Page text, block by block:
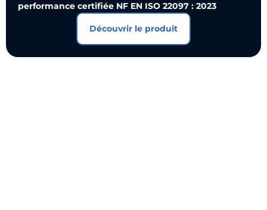
performance certifiée NF EN ISO 22097 : 2023
Découvrir le produit